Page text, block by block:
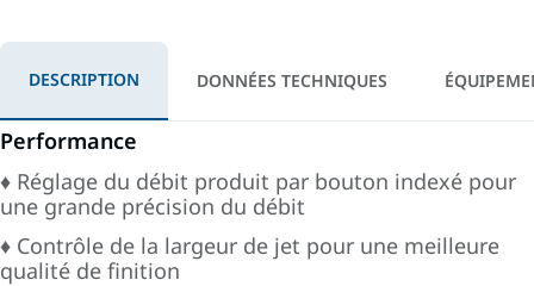
DESCRIPTION DONNÉES TECHNIQUES
Performance
♦ Réglage du débit produit par bouton indexé pour
une grande précision du débit
♦ Contrôle de la largeur de jet pour une meilleure
qualité de finition